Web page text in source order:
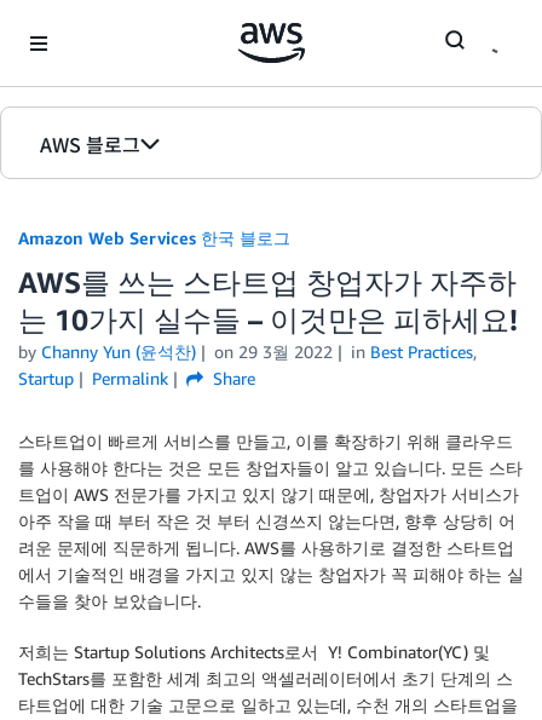
AWS 블로그
홈
에디션
Amazon Web Services 한국 블로그
AWS를 쓰는 스타트업 창업자가 자주하
는 10가지 실수들 – 이것만은 피하세요!
by Channy Yun (윤석찬) on 29 3월 2022 in Best Practices,
Startup
Permalink Share
스타트업이 빠르게 서비스를 만들고, 이를 확장하기 위해 클라우드
를 사용해야 한다는 것은 모든 창업자들이 알고 있습니다. 모든 스타
트업이 AWS 전문가를 가지고 있지 않기 때문에, 창업자가 서비스가
아주 작을 때 부터 작은 것 부터 신경쓰지 않는다면, 향후 상당히 어
려운 문제에 직문하게 됩니다. AWS를 사용하기로 결정한 스타트업
에서 기술적인 배경을 가지고 있지 않는 창업자가 꼭 피해야 하는 실
수들을 찾아 보았습니다.
저희는 Startup Solutions Architects로서 Y! Combinator(YC) 및
TechStars를 포함한 세계 최고의 액셀러레이터에서 초기 단계의 스
타트업에 대한 기술 고문으로 일하고 있는데, 수천 개의 스타트업을